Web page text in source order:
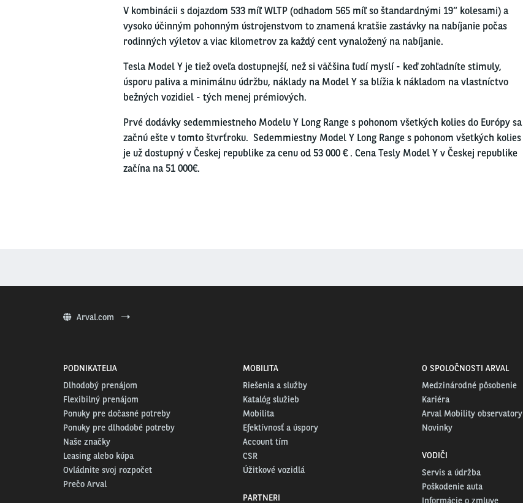
V kombinácii s dojazdom 533 míľ WLTP (odhadom 565 míľ so štandardnými 19“ kolesami) a
vysoko účinným pohonným ústrojenstvom to znamená kratšie zastávky na nabíjanie počas
rodinných výletov a viac kilometrov za každý cent vynaložený na nabíjanie.
Tesla Model Y je tiež oveľa dostupnejší, než si väčšina ľudí myslí - keď zohľadníte stimuly,
úsporu paliva a minimálnu údržbu, náklady na Model Y sa blížia k nákladom na vlastníctvo
bežných vozidiel - tých menej prémiových.
Prvé dodávky sedemmiestneho Modelu Y Long Range s pohonom všetkých kolies do Európy sa
začnú ešte v tomto štvrťroku. Sedemmiestny Model Y Long Range s pohonom všetkých kolies
je už dostupný v Českej republike za cenu od 53 000 € . Cena Tesly Model Y v Českej republike
začína na 51 000€.
Arval.com
PODNIKATELIA
Dlhodobý prenájom
Flexibilný prenájom
Ponuky pre dočasné potreby
Ponuky pre dlhodobé potreby
Naše značky
Leasing alebo kúpa
Ovládnite svoj rozpočet
Prečo Arval
MOBILITA
Riešenia a služby
Katalóg služieb
Mobilita
Efektívnosť a úspory
Account tím
CSR
Úžitkové vozidlá
PARTNERI
O SPOLOČNOSTI ARVAL
Medzinárodné pôsobenie
Kariéra
Arval Mobility observatory
Novinky
VODIČI
Servis a údržba
Poškodenie auta
Informácie o zmluve